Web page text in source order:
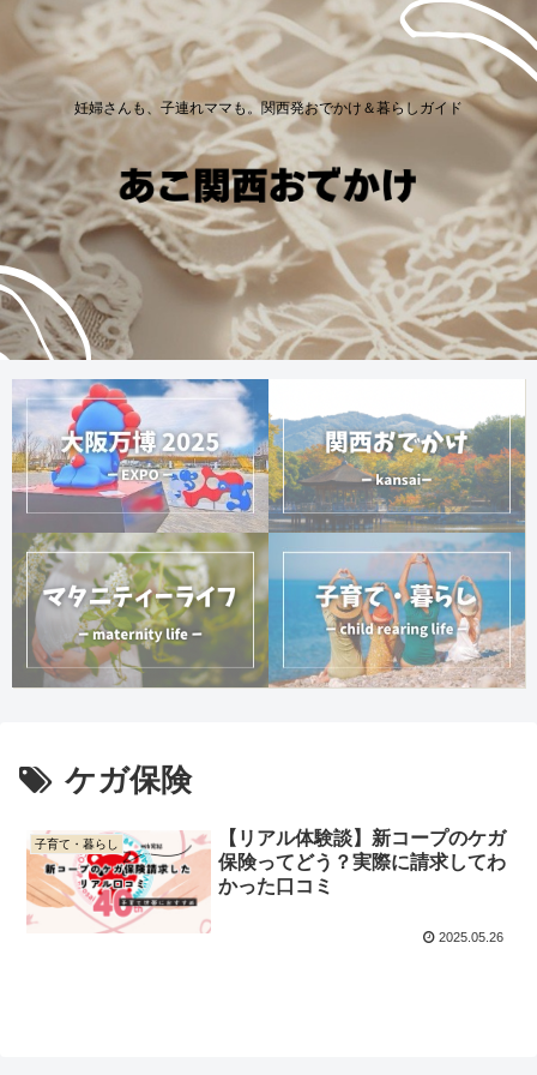
妊婦さんも、子連れママも。関西発おでかけ＆暮らしガイド
ケガ保険
子育て・暮らし
【リアル体験談】新コープのケガ
保険ってどう？実際に請求してわ
かった口コミ
2025.05.26